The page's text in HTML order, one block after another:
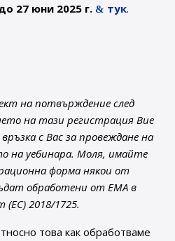
27 юни 2025 г. тук.
на потвърждение след
на тази регистрация Вие
с Вас за провеждане на
на уебинара. Моля, имайте
форма някои от
обработени от EMA в
2018/1725.
това как обработваме